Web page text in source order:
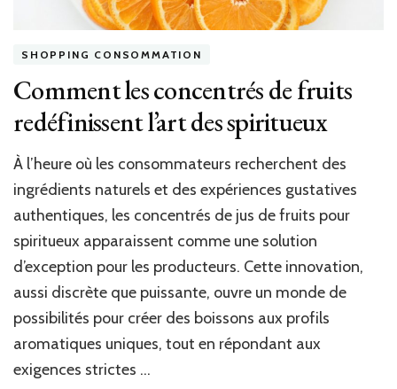
SHOPPING CONSOMMATION
Comment les concentrés de fruits
redéfinissent l’art des spiritueux
À l’heure où les consommateurs recherchent des
ingrédients naturels et des expériences gustatives
authentiques, les concentrés de jus de fruits pour
spiritueux apparaissent comme une solution
d’exception pour les producteurs. Cette innovation,
aussi discrète que puissante, ouvre un monde de
possibilités pour créer des boissons aux profils
aromatiques uniques, tout en répondant aux
exigences strictes …